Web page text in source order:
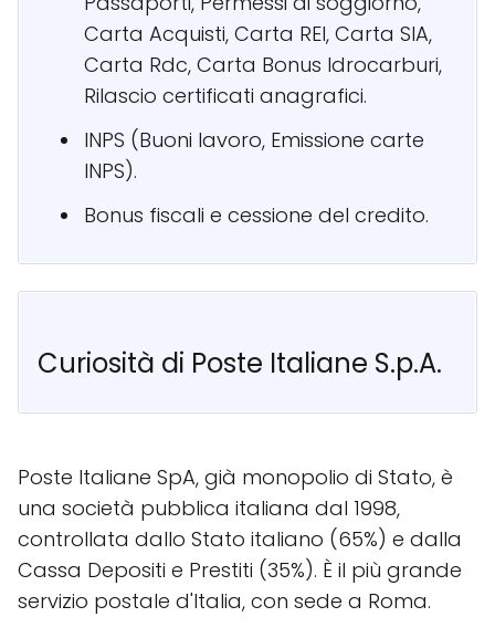
Carta Acquisti, Carta REI, Carta SIA,
Carta Rdc, Carta Bonus Idrocarburi,
Rilascio certificati anagrafici.
INPS (Buoni lavoro, Emissione carte
INPS).
Bonus fiscali e cessione del credito.
Curiosità di Poste Italiane S.p.A.
Poste Italiane SpA, già monopolio di Stato, è
una società pubblica italiana dal 1998,
controllata dallo Stato italiano (65%) e dalla
Cassa Depositi e Prestiti (35%). È il più grande
servizio postale d'Italia, con sede a Roma.